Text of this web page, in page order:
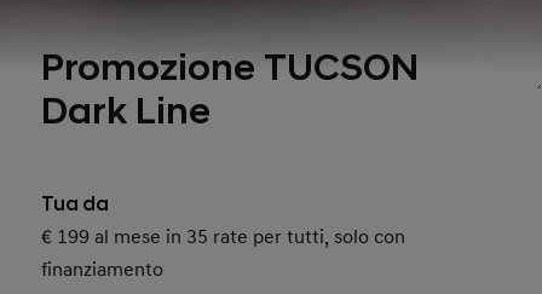
Promozione TUCSON
Dark Line
Tua da
€ 199 al mese in 35 rate per tutti, solo con
finanziamento